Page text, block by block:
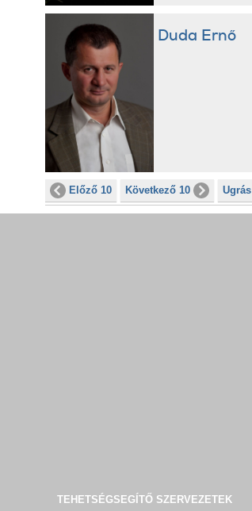
Duda Ernő
Előző 10 Következő 10 Ugrás
TEHETSÉGSEGÍTŐ SZERVEZETEK